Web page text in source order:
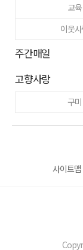
교육
이웃
주간매일
고향사랑
구미
사이트맵